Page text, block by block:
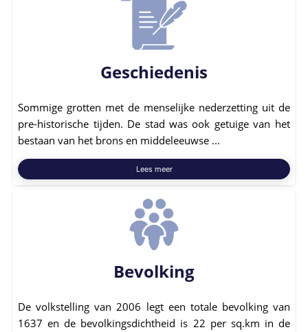
Geschiedenis
Sommige grotten met de menselijke nederzetting uit de
pre-historische tijden. De stad was ook getuige van het
bestaan ​​van het brons en middeleeuwse ...
Lees meer
Bevolking
De volkstelling van 2006 legt een totale bevolking van
1637 en de bevolkingsdichtheid is 22 per sq.km in de